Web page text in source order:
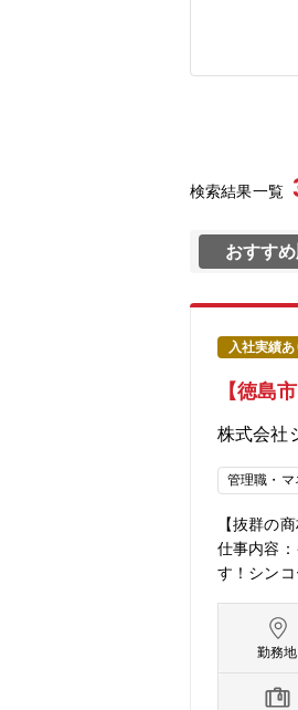
検索結果一覧
おすす
入社実績あ
【徳島
株式会社
管理職・
【抜群の
仕事内容
す！シン
お客様と
提案活動
完成まで
われる為
勤務地